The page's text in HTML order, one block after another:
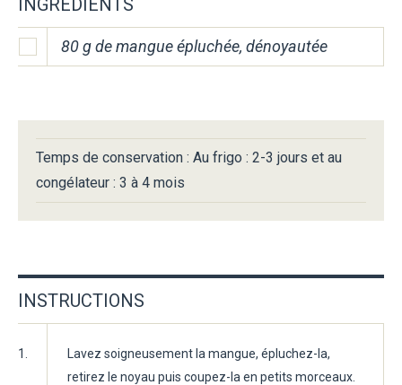
80 g de mangue épluchée, dénoyautée
Temps de conservation : Au frigo : 2-3 jours et au
congélateur : 3 à 4 mois
INSTRUCTIONS
1.
Lavez soigneusement la mangue, épluchez-la,
retirez le noyau puis coupez-la en petits morceaux.